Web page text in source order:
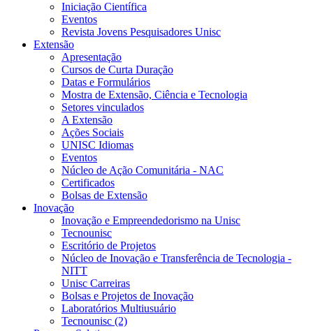
Iniciação Científica
Eventos
Revista Jovens Pesquisadores Unisc
Extensão
Apresentação
Cursos de Curta Duração
Datas e Formulários
Mostra de Extensão, Ciência e Tecnologia
Setores vinculados
A Extensão
Ações Sociais
UNISC Idiomas
Eventos
Núcleo de Ação Comunitária - NAC
Certificados
Bolsas de Extensão
Inovação
Inovação e Empreendedorismo na Unisc
Tecnounisc
Escritório de Projetos
Núcleo de Inovação e Transferência de Tecnologia -
NITT
Unisc Carreiras
Bolsas e Projetos de Inovação
Laboratórios Multiusuário
Tecnounisc (2)